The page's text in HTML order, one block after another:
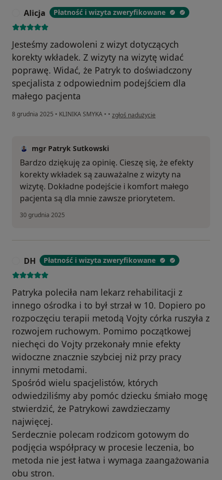
Alicja Płatność i wizyta zweryfikowane
Jesteśmy zadowoleni z wizyt dotyczących
korekty wkładek. Z wizyty na wizytę widać
poprawę. Widać, że Patryk to doświadczony
specjalista z odpowiednim podejściem dla
małego pacjenta
8 grudnia 2025 • KLINIKA SMYKA • • w opinii użytkownika Alicja
zgłoś nadużycie
mgr Patryk Sutkowski
Bardzo dziękuję za opinię. Cieszę się, że efekty
korekty wkładek są zauważalne z wizyty na
wizytę. Dokładne podejście i komfort małego
pacjenta są dla mnie zawsze priorytetem.
30 grudnia 2025
DH Płatność i wizyta zweryfikowane
Patryka poleciła nam lekarz rehabilitacji z
innego ośrodka i to był strzał w 10. Dopiero po
rozpoczęciu terapii metodą Vojty córka ruszyła z
rozwojem ruchowym. Pomimo początkowej
niechęci do Vojty przekonały mnie efekty
widoczne znacznie szybciej niż przy pracy
innymi metodami.
Spośród wielu spacjelistów, których
odwiedziliśmy aby pomóc dziecku śmiało mogę
stwierdzić, że Patrykowi zawdzieczamy
najwięcej.
Serdecznie polecam rodzicom gotowym do
podjęcia współpracy w procesie leczenia, bo
metoda nie jest łatwa i wymaga zaangażowania
obu stron.